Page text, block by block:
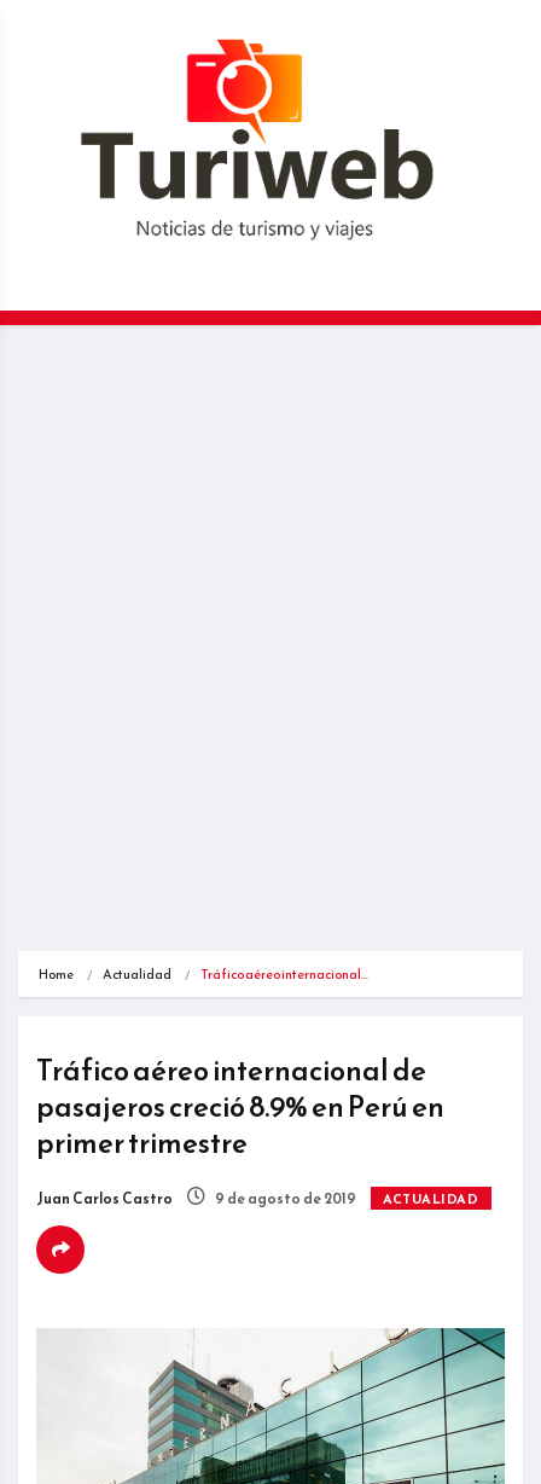
Home Actualidad Tráfico aéreo internacional…
Tráfico aéreo internacional de
pasajeros creció 8.9% en Perú en
primer trimestre
Juan Carlos Castro 9 de agosto de 2019 ACTUALIDAD